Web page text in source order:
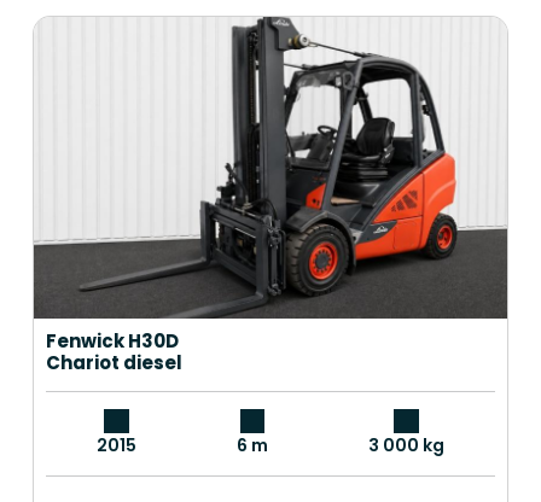
Fenwick H30D
Chariot diesel
2015 6 m 3 000 kg